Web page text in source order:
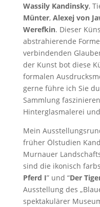
Wassily Kandinsky,
Münter, Alexej von
Werefkin. Dieser
abstrahierende
verbindenden
der Kunst bot diese
formalen
gerne führe ich Sie
Sammlung
Hinterglasmalerei
Mein
früher Ölstudien
Murnauer
sind die ikonisch
Pferd I” und “Der
Ausstellung des
spektakulärer